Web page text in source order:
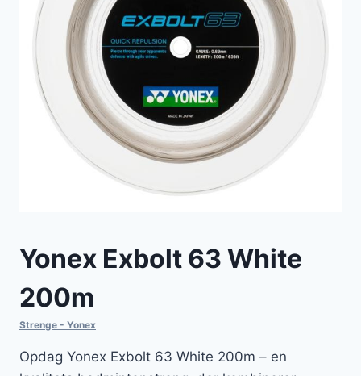
Yonex Exbolt 63 White
200m
Strenge - Yonex
Opdag Yonex Exbolt 63 White 200m – en